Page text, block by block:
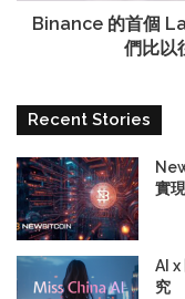
Binance 的首個
們比以
Recent Stories
實
AI x
究